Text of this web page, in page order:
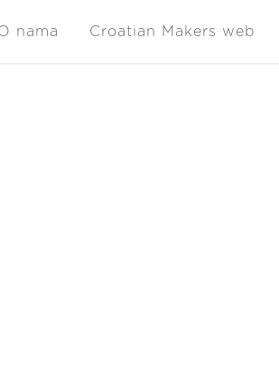
nama Croatian Makers web